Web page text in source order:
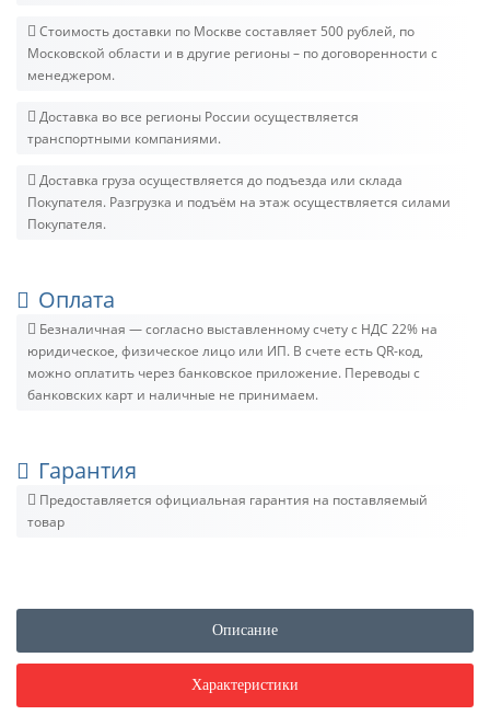
Стоимость доставки по Москве составляет 500 рублей, по
Московской области и в другие регионы – по договоренности с
менеджером.
Доставка во все регионы России осуществляется
транспортными компаниями.
Доставка груза осуществляется до подъезда или склада
Покупателя. Разгрузка и подъём на этаж осуществляется силами
Покупателя.
Оплата
Безналичная — согласно выставленному счету c НДС 22% на
юридическое, физическое лицо или ИП. В счете есть QR-код,
можно оплатить через банковское приложение. Переводы с
банковских карт и наличные не принимаем.
Гарантия
Предоставляется официальная гарантия на поставляемый
товар
Описание
Характеристики